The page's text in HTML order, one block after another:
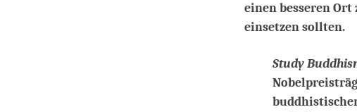
einen besseren
einsetzen sollten.
Study